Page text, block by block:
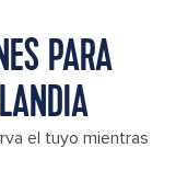
PARA
el tuyo mientras